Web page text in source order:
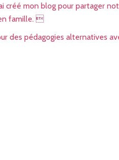
créé mon blog pour partager
famille. 
des pédagogies alternatives